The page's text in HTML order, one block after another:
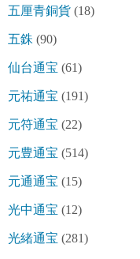
五厘青銅貨 (18)
五銖 (90)
仙台通宝 (61)
元祐通宝 (191)
元符通宝 (22)
元豊通宝 (514)
元通通宝 (15)
光中通宝 (12)
光緒通宝 (281)